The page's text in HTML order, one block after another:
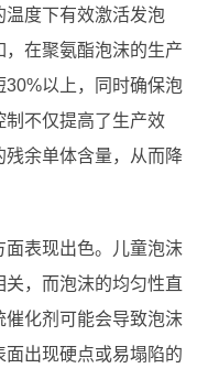
度下有效激活发泡
在聚氨酯泡沫的生产
以上，同时确保泡
不仅提高了生产效
余单体含量，从而降
表现出色。儿童泡沫
，而泡沫的均匀性直
化剂可能会导致泡沫
出现硬点或易塌陷的